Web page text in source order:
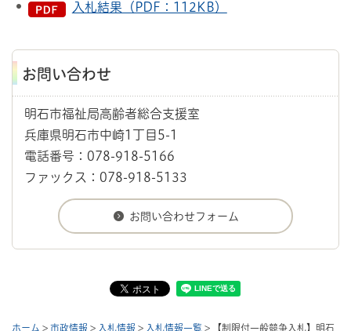
入札結果（PDF：112KB）
お問い合わせ
明石市福祉局高齢者総合支援室
兵庫県明石市中崎1丁目5-1
電話番号：078-918-5166
ファックス：078-918-5133
ホーム > 市政情報 > 入札情報 > 入札情報一覧 > 【制限付一般競争入札】明石